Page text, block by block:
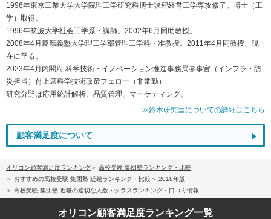
1996年東京工業大学大学院理工学研究科博士課程経営工学専攻修了。博士（工
学）取得。
1996年筑波大学社会工学系・講師。2002年6月同助教授。
2008年4月慶應義塾大学理工学部管理工学科・准教授。2011年4月同教授、現
在に至る。
2023年4月内閣府 科学技術・イノベーション推進事務局参事官（インフラ・防
災担当）付上席科学技術政策フェロー（非常勤）
研究分野は応用統計解析、品質管理、マーケティング。
≫鈴木研究室についての詳細はこちら
顧客満足度について
オリコン顧客満足度ランキング
高校受験 集団塾ランキング・比較
おすすめの高校受験 集団塾 近畿ランキング・比較
2018年版
高校受験 集団塾 近畿の適切な人数・クラスランキング・口コミ情報
オリコン顧客満足度ランキング一覧